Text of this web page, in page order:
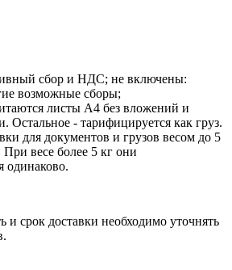
сбор и НДС; не включены:
возможные сборы;
листы А4 без вложений и
Остальное - тарифицируется как груз.
для документов и грузов весом до 5
При весе более 5 кг они
одинаково.
и срок доставки необходимо уточнять